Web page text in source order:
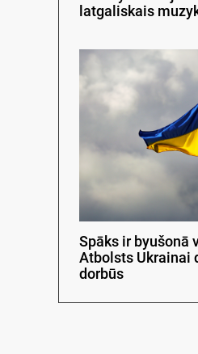
latgaliskais
Spāks ir byušonā
Atbolsts Ukrainai
dorbūs